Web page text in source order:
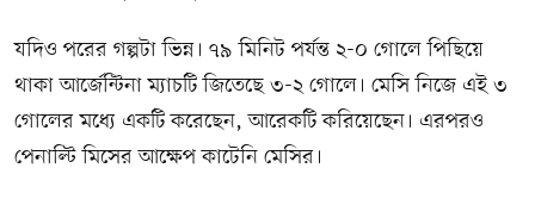
যদিও পরের গল্পটা ভিন্ন। ৭৯ মিনিট পর্যন্ত ২-০ গোলে পিছিয়ে
থাকা আর্জেন্টিনা ম্যাচটি জিতেছে ৩-২ গোলে। মেসি নিজে এই ৩
গোলের মধ্যে একটি করেছেন, আরেকটি করিয়েছেন। এরপরও
পেনাল্টি মিসের আক্ষেপ কাটেনি মেসির।